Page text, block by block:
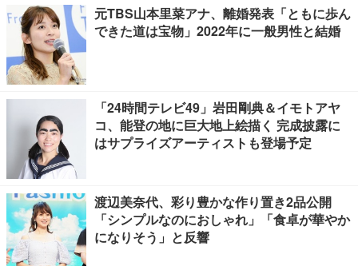
元TBS山本里菜アナ、離婚発表「ともに歩ん
できた道は宝物」2022年に一般男性と結婚
「24時間テレビ49」岩田剛典＆イモトアヤ
コ、能登の地に巨大地上絵描く 完成披露に
はサプライズアーティストも登場予定
渡辺美奈代、彩り豊かな作り置き2品公開
「シンプルなのにおしゃれ」「食卓が華やか
になりそう」と反響